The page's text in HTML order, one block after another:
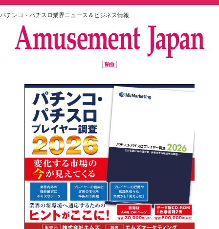
パチンコ・パチスロ業界ニュース＆ビジネス情報